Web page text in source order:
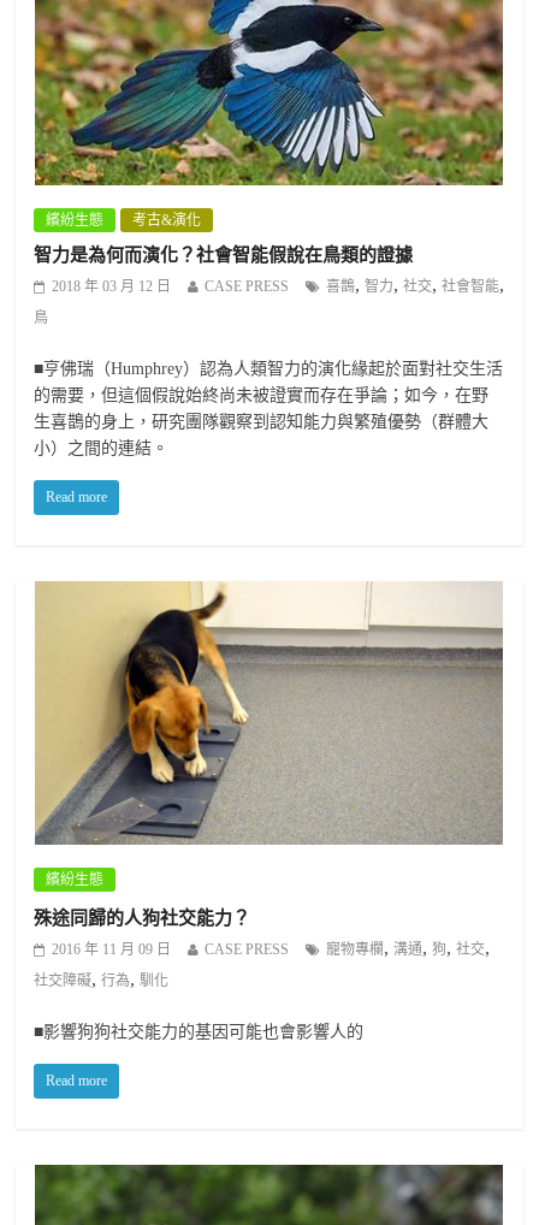
繽紛生態 考古&演化
智力是為何而演化？社會智能假說在鳥類的證據
2018 年 03 月 12 日 CASE PRESS 喜鵲,智力,社交,社會智能,
鳥
■亨佛瑞（Humphrey）認為人類智力的演化緣起於面對社交生活
的需要，但這個假說始終尚未被證實而存在爭論；如今，在野
生喜鵲的身上，研究團隊觀察到認知能力與繁殖優勢（群體大
小）之間的連結。
Read more
繽紛生態
殊途同歸的人狗社交能力？
2016 年 11 月 09 日 CASE PRESS 寵物專欄 ,溝通,狗,社交,
社交障礙,行為,馴化
■影響狗狗社交能力的基因可能也會影響人的
Read more